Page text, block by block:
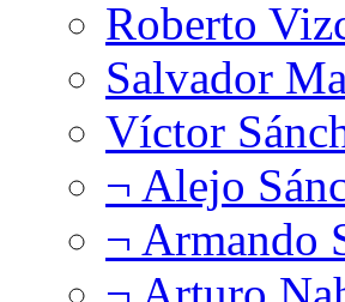
Roberto
Salvador
Víctor
¬ Alejo
¬ Armando